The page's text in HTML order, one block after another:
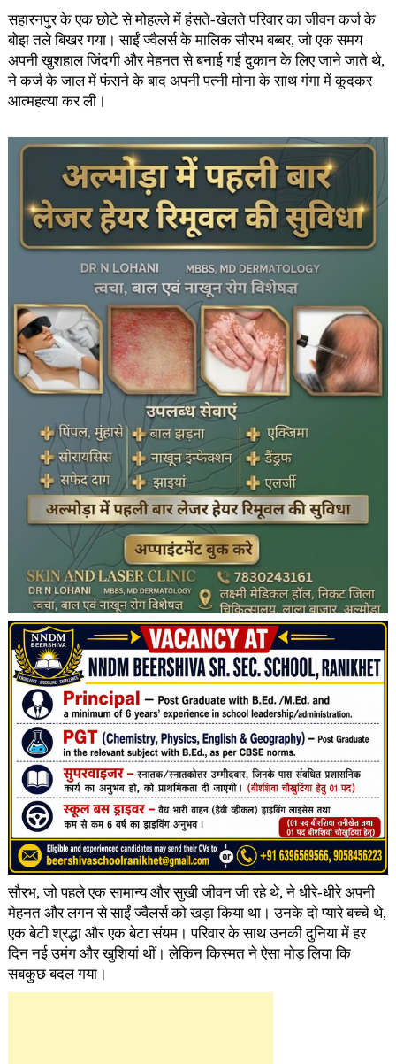
सहारनपुर के एक छोटे से मोहल्ले में हंसते-खेलते परिवार का जीवन कर्ज के
बोझ तले बिखर गया। साईं ज्वैलर्स के मालिक सौरभ बब्बर, जो एक समय
अपनी खुशहाल जिंदगी और मेहनत से बनाई गई दुकान के लिए जाने जाते थे,
ने कर्ज के जाल में फंसने के बाद अपनी पत्नी मोना के साथ गंगा में कूदकर
आत्महत्या कर ली।
सौरभ, जो पहले एक सामान्य और सुखी जीवन जी रहे थे, ने धीरे-धीरे अपनी
मेहनत और लगन से साईं ज्वैलर्स को खड़ा किया था। उनके दो प्यारे बच्चे थे,
एक बेटी श्रद्धा और एक बेटा संयम। परिवार के साथ उनकी दुनिया में हर
दिन नई उमंग और खुशियां थीं। लेकिन किस्मत ने ऐसा मोड़ लिया कि
सबकुछ बदल गया।